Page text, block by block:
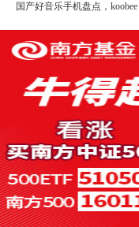
国产好音乐手机盘点，